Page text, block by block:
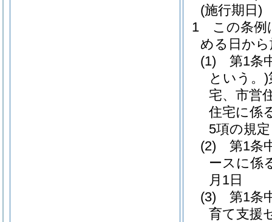
(施行期日)
1
この条例
める日か
(1)
第1条
という。)
宅、市営
住宅に係
5項の規
(2)
第1条
ースに係
月1日
(3)
第1条
育て支援